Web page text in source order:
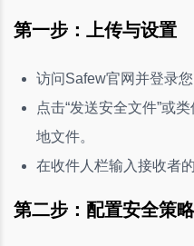
第一步：上传与设置
访问Safew官网并登录您
点击“发送安全文件”或
地文件。
在收件人栏输入接收者
第二步：配置安全策略